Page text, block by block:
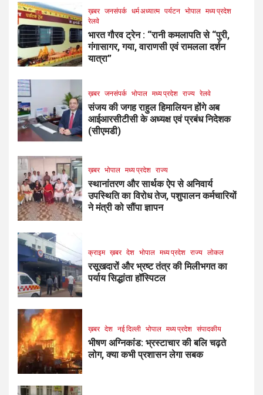
ख़बर जनसंपर्क धर्म अध्यात्म पर्यटन भोपाल मध्य प्रदेश
रेलवे
भारत गौरव ट्रेन : “रानी कमलापति से “पुरी,
गंगासागर, गया, वाराणसी एवं रामलला दर्शन
यात्रा”
ख़बर जनसंपर्क भोपाल मध्य प्रदेश राज्य रेलवे
संजय की जगह राहुल हिमालियन होंगे अब
आईआरसीटीसी के अध्यक्ष एवं प्रबंध निदेशक
(सीएमडी)
ख़बर भोपाल मध्य प्रदेश राज्य
स्थानांतरण और सार्थक ऐप से अनिवार्य
उपस्थिति का विरोध तेज, पशुपालन कर्मचारियों
ने मंत्री को सौंपा ज्ञापन
क्राइम ख़बर देश भोपाल मध्य प्रदेश राज्य लोकल
रसूखदारों और भ्रष्ट तंत्र की मिलीभगत का
पर्याय सिद्धांता हॉस्पिटल
ख़बर देश नई दिल्ली भोपाल मध्य प्रदेश संपादकीय
भीषण अग्निकांड: भ्रस्टाचार की बलि चढ़ते
लोग, क्या कभी प्रशासन लेगा सबक